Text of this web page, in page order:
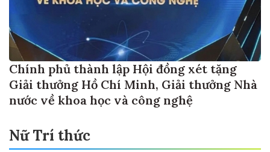
Chính phủ thành lập Hội đồng xét tặng
Giải thưởng Hồ Chí Minh, Giải thưởng Nhà
nước về khoa học và công nghệ
Nữ Trí thức